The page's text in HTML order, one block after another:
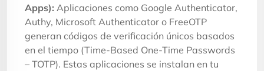
Apps): Aplicaciones como Google Authenticator,
Authy, Microsoft Authenticator o FreeOTP
generan códigos de verificación únicos basados
en el tiempo (Time-Based One-Time Passwords
– TOTP). Estas aplicaciones se instalan en tu